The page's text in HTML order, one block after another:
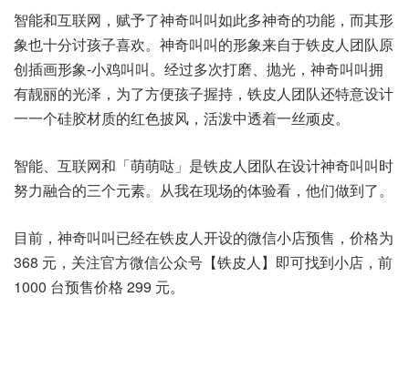
智能和互联网，赋予了神奇叫叫如此多神奇的功能，而其形
象也十分讨孩子喜欢。神奇叫叫的形象来自于铁皮人团队原
创插画形象-小鸡叫叫。经过多次打磨、抛光，神奇叫叫拥
有靓丽的光泽，为了方便孩子握持，铁皮人团队还特意设计
一一个硅胶材质的红色披风，活泼中透着一丝顽皮。
智能、互联网和「萌萌哒」是铁皮人团队在设计神奇叫叫时
努力融合的三个元素。从我在现场的体验看，他们做到了。
目前，神奇叫叫已经在铁皮人开设的微信小店预售，价格为
368 元，关注官方微信公众号【铁皮人】即可找到小店，前
1000 台预售价格 299 元。